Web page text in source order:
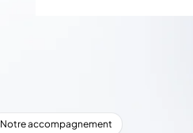
Notre accompagnement